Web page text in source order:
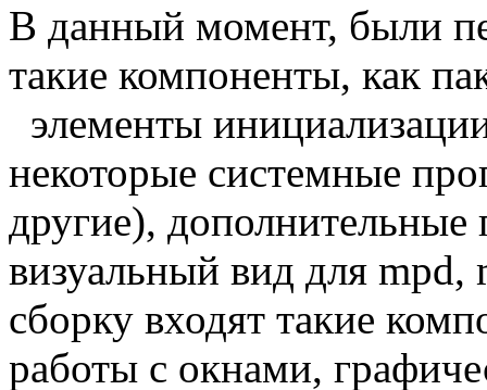
В данный момент, были
такие компоненты, как
элементы
некоторые системные
другие),
визуальный вид для
сборку входят такие
работы с окнами,